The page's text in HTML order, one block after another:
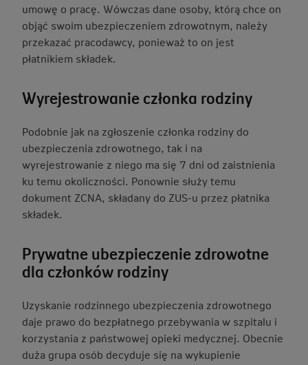
umowę o pracę. Wówczas dane osoby, którą chce on
objąć swoim ubezpieczeniem zdrowotnym, należy
przekazać pracodawcy, ponieważ to on jest
płatnikiem składek.
Wyrejestrowanie członka rodziny
Podobnie jak na zgłoszenie członka rodziny do
ubezpieczenia zdrowotnego, tak i na
wyrejestrowanie z niego ma się 7 dni od zaistnienia
ku temu okoliczności. Ponownie służy temu
dokument ZCNA, składany do ZUS-u przez płatnika
składek.
Prywatne ubezpieczenie zdrowotne
dla członków rodziny
Uzyskanie rodzinnego ubezpieczenia zdrowotnego
daje prawo do bezpłatnego przebywania w szpitalu i
korzystania z państwowej opieki medycznej. Obecnie
duża grupa osób decyduje się na wykupienie